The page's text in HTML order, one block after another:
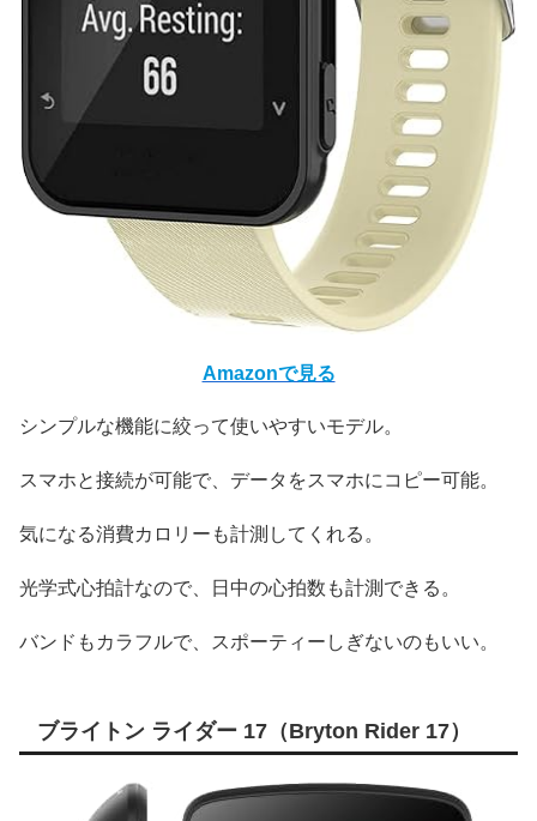
Amazonで見る
シンプルな機能に絞って使いやすいモデル。
スマホと接続が可能で、データをスマホにコピー可能。
気になる消費カロリーも計測してくれる。
光学式心拍計なので、日中の心拍数も計測できる。
バンドもカラフルで、スポーティーしぎないのもいい。
ブライトン ライダー 17（Bryton Rider 17）